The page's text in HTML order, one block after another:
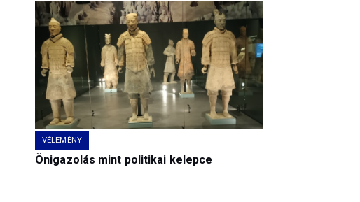
VÉLEMÉNY
Önigazolás mint politikai kelepce